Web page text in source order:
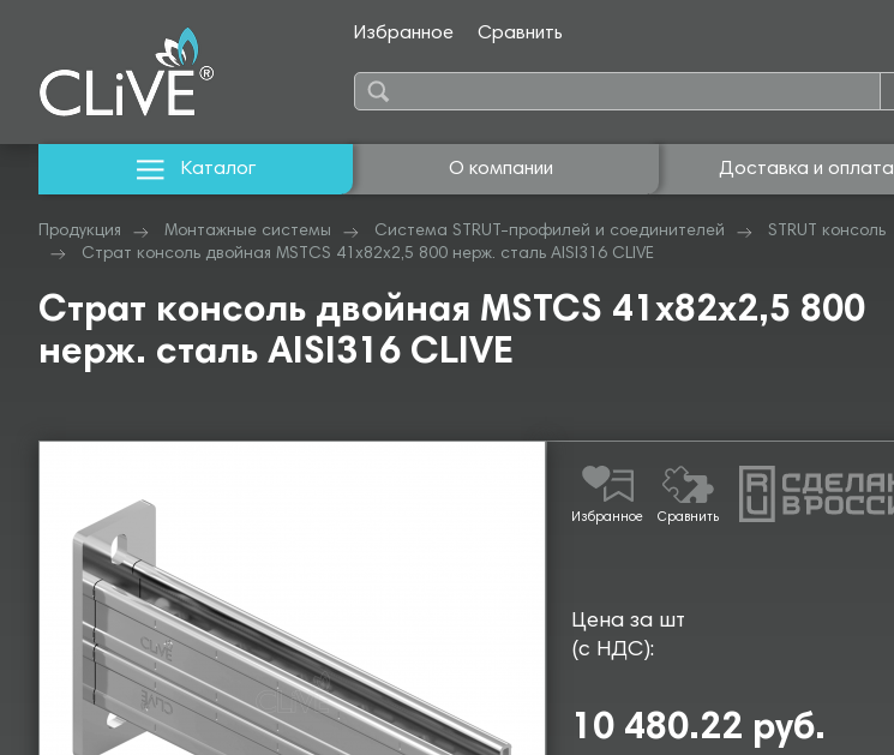
Избранное Сравнить
Каталог О компании Доставка и оплата
Продукция Монтажные системы Система STRUT-профилей и соединителей STRUT консоль
Страт консоль двойная MSTCS 41х82х2,5 800 нерж. сталь AISI316 CLIVE
Страт консоль двойная MSTCS 41х82х2,5 800
нерж. сталь AISI316 CLIVE
Избранное Сравнить
Цена за шт
(с НДС):
10 480.22 руб.